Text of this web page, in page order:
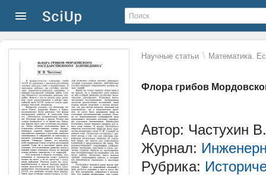
Научные статьи \ Математика.
Флора грибов
Автор: Частухин
Журнал:
Рубрика: